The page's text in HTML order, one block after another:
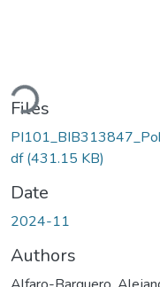
Files
df(431.15 KB)
Date
2024-11
Authors